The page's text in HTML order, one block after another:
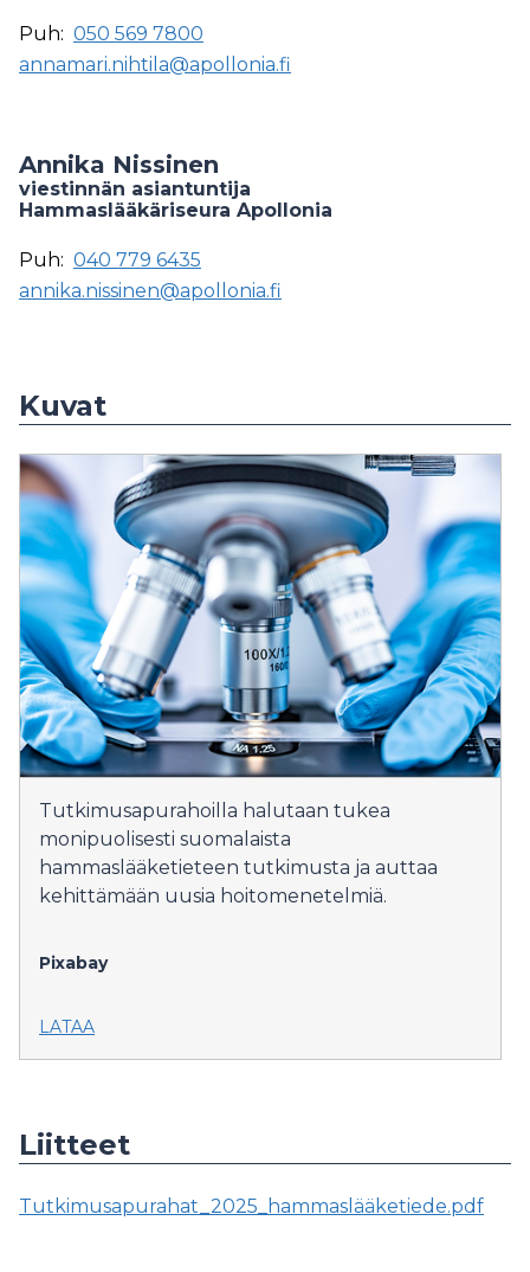
Puh: 050 569 7800
annamari.nihtila@apollonia.fi
Annika Nissinen
viestinnän asiantuntija
Hammaslääkäriseura Apollonia
Puh: 040 779 6435
annika.nissinen@apollonia.fi
Kuvat
Tutkimusapurahoilla halutaan tukea
monipuolisesti suomalaista
hammaslääketieteen tutkimusta ja auttaa
kehittämään uusia hoitomenetelmiä.
Pixabay
LATAA
Liitteet
Tutkimusapurahat_2025_hammaslääketiede.pdf